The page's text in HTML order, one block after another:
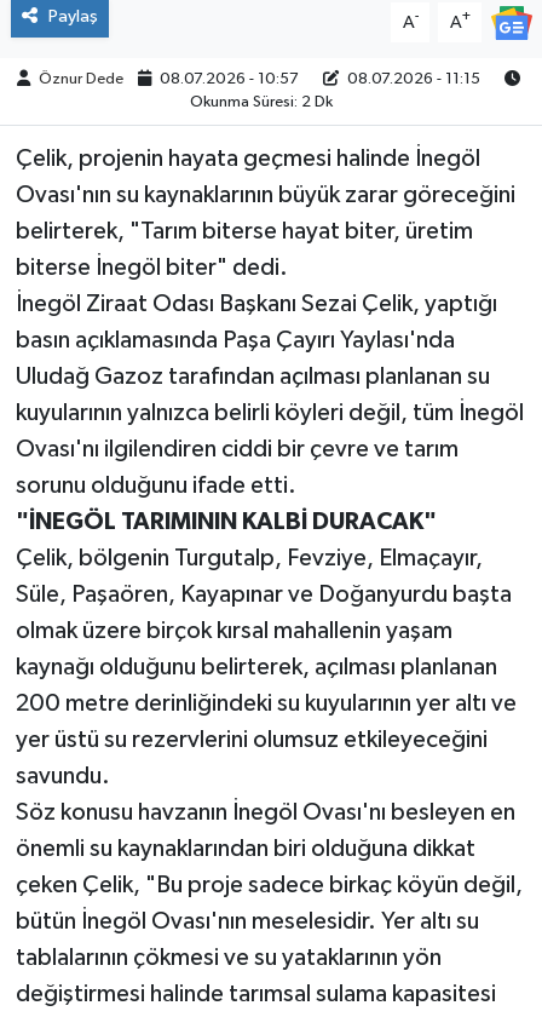
Paylaş A- A+
Öznur Dede 08.07.2026 - 10:57
08.07.2026 - 11:15
Okunma Süresi: 2 Dk
Çelik, projenin hayata geçmesi halinde İnegöl
Ovası'nın su kaynaklarının büyük zarar göreceğini
belirterek, "Tarım biterse hayat biter, üretim
biterse İnegöl biter" dedi.
İnegöl Ziraat Odası Başkanı Sezai Çelik, yaptığı
basın açıklamasında Paşa Çayırı Yaylası'nda
Uludağ Gazoz tarafından açılması planlanan su
kuyularının yalnızca belirli köyleri değil, tüm İnegöl
Ovası'nı ilgilendiren ciddi bir çevre ve tarım
sorunu olduğunu ifade etti.
"İNEGÖL TARIMININ KALBİ DURACAK"
Çelik, bölgenin Turgutalp, Fevziye, Elmaçayır,
Süle, Paşaören, Kayapınar ve Doğanyurdu başta
olmak üzere birçok kırsal mahallenin yaşam
kaynağı olduğunu belirterek, açılması planlanan
200 metre derinliğindeki su kuyularının yer altı ve
yer üstü su rezervlerini olumsuz etkileyeceğini
savundu.
Söz konusu havzanın İnegöl Ovası'nı besleyen en
önemli su kaynaklarından biri olduğuna dikkat
çeken Çelik, "Bu proje sadece birkaç köyün değil,
bütün İnegöl Ovası'nın meselesidir. Yer altı su
tablalarının çökmesi ve su yataklarının yön
değiştirmesi halinde tarımsal sulama kapasitesi